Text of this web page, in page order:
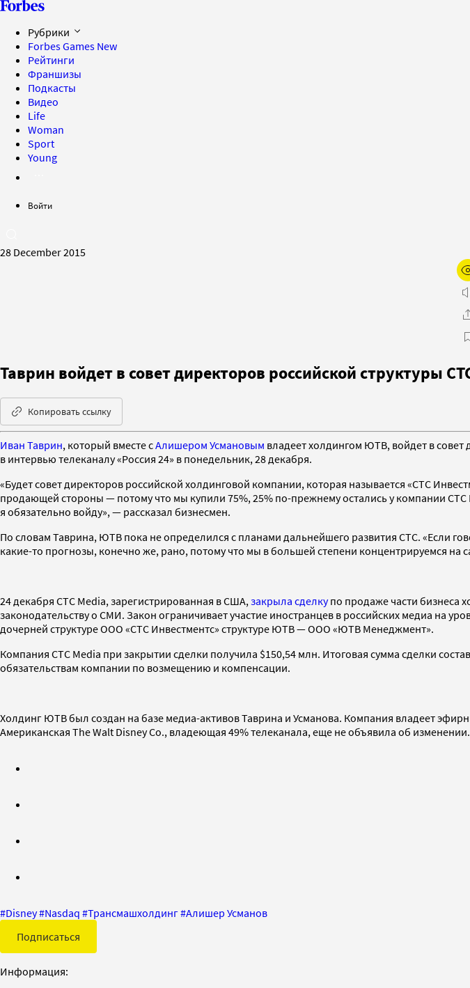
Рубрики
Forbes Games New
Рейтинги
Франшизы
Подкасты
Видео
Life
Woman
Sport
Young
Войти
28 December 2015
Таврин войдет в совет директоров российской структуры
Копировать ссылку
Иван Таврин, который вместе сАлишером Усмановым владеет холдингом ЮТВ, войдет в
в интервью телеканалу «Россия 24» в понедельник, 28 декабря.
«Будет совет директоров российской холдинговой компании, которая называется «СТС
продающей стороны — потому что мы купили 75%, 25% по-прежнему остались у компании СТС
я обязательно войду», — рассказал бизнесмен.
По словам Таврина, ЮТВ пока не определился с планами дальнейшего развития СТС. «Если
какие-то прогнозы, конечно же, рано, потому что мы в большей степени концентрируемся на
24 декабря СТС Media, зарегистрированная в США, закрыла сделкупо продаже части бизнеса
законодательству о СМИ. Закон ограничивает участие иностранцев в российских медиа на
дочерней структуре ООО «СТС Инвестментс» структуре ЮТВ — ООО «ЮТВ Менеджмент».
Компания СТС Media при закрытии сделки получила $150,54 млн. Итоговая сумма сделки
обязательствам компании по возмещению и компенсации.
Холдинг ЮТВ был создан на базе медиа-активов Таврина и Усманова. Компания владеет
Американская The Walt Disney Co., владеющая 49% телеканала, еще не объявила об изменении.
#Disney#Nasdaq #Трансмашхолдинг#Алишер Усманов
Подписаться
Информация: